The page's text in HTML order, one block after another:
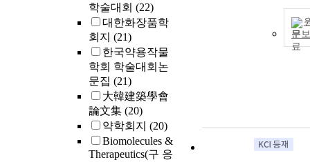
학술대회 (22)
대한화장품학
회지 (21)
한국약용작물
학회 학술대회논
문집 (21)
大韓建築學會
論文集 (20)
약학회지 (20)
Biomolecules &
Therapeutics(구 응
문